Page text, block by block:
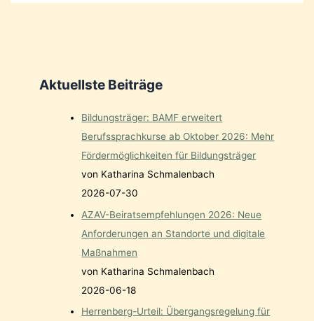
Aktuellste Beiträge
Bildungsträger: BAMF erweitert
Berufssprachkurse ab Oktober 2026: Mehr
Fördermöglichkeiten für Bildungsträger
von Katharina Schmalenbach
2026-07-30
AZAV-Beiratsempfehlungen 2026: Neue
Anforderungen an Standorte und digitale
Maßnahmen
von Katharina Schmalenbach
2026-06-18
Herrenberg-Urteil: Übergangsregelung für